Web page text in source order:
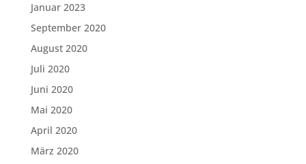
Januar 2023
September 2020
August 2020
Juli 2020
Juni 2020
Mai 2020
April 2020
März 2020